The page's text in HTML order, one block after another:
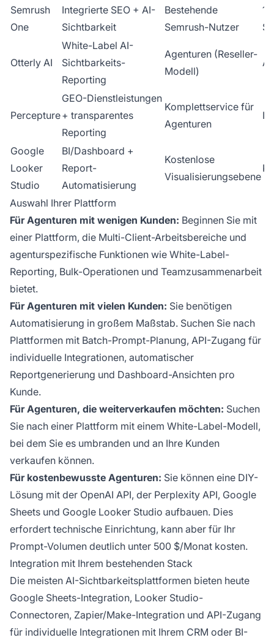
Semrush
One
Integrierte SEO + AI-
Sichtbarkeit
Bestehende
Semrush-Nutzer
$/
Otterly AI
White-Label AI-
Sichtbarkeits-
Reporting
Agenturen (Reseller-
Modell)
Percepture
GEO-Dienstleistungen
+ transparentes
Reporting
Komplettservice für
Agenturen
Google
Looker
Studio
BI/Dashboard +
Report-
Automatisierung
Kostenlose
Visualisierungsebene
Auswahl Ihrer Plattform
Für Agenturen mit wenigen Kunden: Beginnen Sie mit
einer Plattform, die Multi-Client-Arbeitsbereiche und
agenturspezifische Funktionen wie White-Label-
Reporting, Bulk-Operationen und Teamzusammenarbeit
bietet.
Für Agenturen mit vielen Kunden: Sie benötigen
Automatisierung in großem Maßstab. Suchen Sie nach
Plattformen mit Batch-Prompt-Planung, API-Zugang für
individuelle Integrationen, automatischer
Reportgenerierung und Dashboard-Ansichten pro
Kunde.
Für Agenturen, die weiterverkaufen möchten: Suchen
Sie nach einer Plattform mit einem White-Label-Modell,
bei dem Sie es umbranden und an Ihre Kunden
verkaufen können.
Für kostenbewusste Agenturen: Sie können eine DIY-
Lösung mit der OpenAI API, der Perplexity API, Google
Sheets und Google Looker Studio aufbauen. Dies
erfordert technische Einrichtung, kann aber für Ihr
Prompt-Volumen deutlich unter 500 $/Monat kosten.
Integration mit Ihrem bestehenden Stack
Die meisten AI-Sichtbarkeitsplattformen bieten heute
Google Sheets-Integration, Looker Studio-
Connectoren, Zapier/Make-Integration und API-Zugang
für individuelle Integrationen mit Ihrem CRM oder BI-